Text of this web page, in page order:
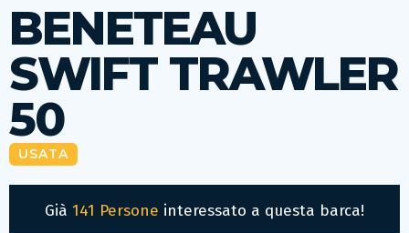
BENETEAU
SWIFT TRAWLER
50
USATA
Già 141 Persone interessato a questa barca!